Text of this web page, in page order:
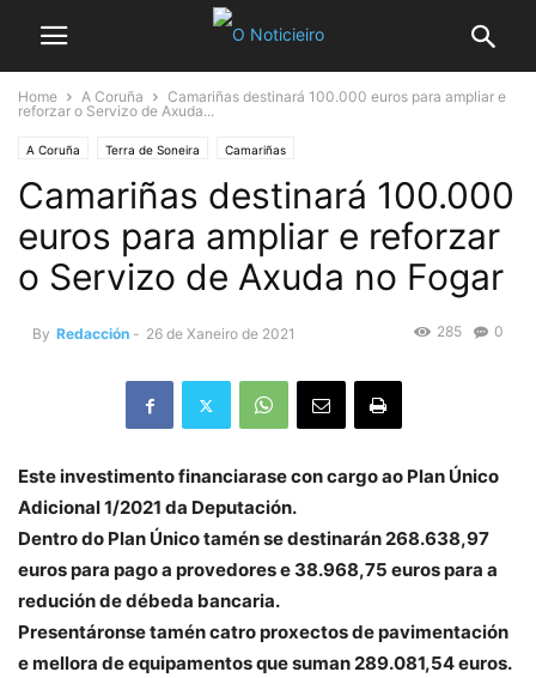
Home A Coruña
Camariñas destinará 100.000 euros para ampliar e
reforzar o Servizo de Axuda...
A Coruña Terra de Soneira Camariñas
Camariñas destinará 100.000
euros para ampliar e reforzar
o Servizo de Axuda no Fogar
By Redacción - 26 de Xaneiro de 2021 0
285
Este investimento financiarase con cargo ao Plan Único
Adicional 1/2021 da Deputación.
Dentro do Plan Único tamén se destinarán 268.638,97
euros para pago a provedores e 38.968,75 euros para a
redución de débeda bancaria.
Presentáronse tamén catro proxectos de pavimentación
e mellora de equipamentos que suman 289.081,54 euros.